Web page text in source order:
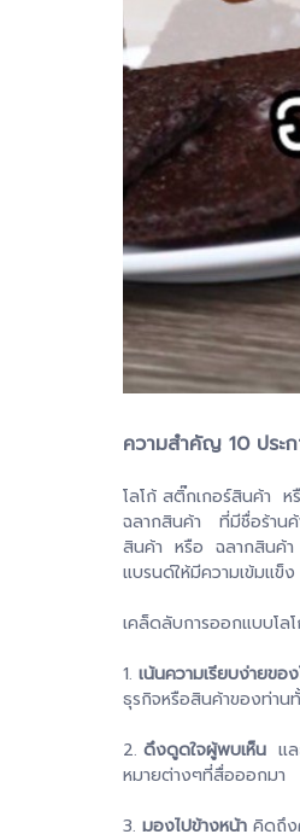
ความสำคัญ 10 ประ
โลโก้ สติ๊กเกอร์สินค้า
ฉลากสินค้า ที่มีชื่อร้าน
สินค้า หรือ ฉลากสินค้
แบรนด์ให้มีความเข้มแข็ง
เคล็ดลับการออกแบบโล
1. เน้นความเรียบง่ายขอ
ธุรกิจหรื
2. ดึงดูดใจผู้พบเห็น แ
หมายต่างๆที่สื่อออกมา
3. มองไปข้างหน้า คิดถึง